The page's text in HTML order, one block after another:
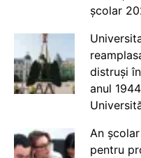
școlar
distruși
anul
An
pentru